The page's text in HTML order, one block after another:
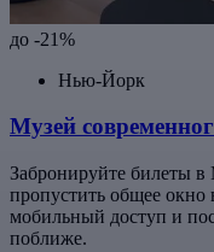
до -21%
Нью-Йорк
Музей
Забронируйте билеты
пропустить общее
мобильный доступ и
поближе.